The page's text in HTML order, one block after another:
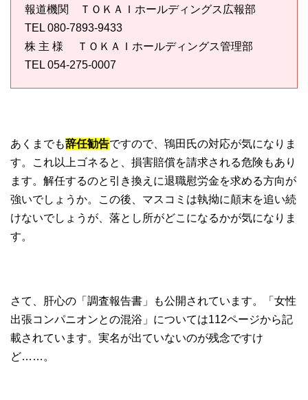
報道機関 ＴＯＫＡＩホールディングス広報部
TEL 080-7893-9433
株 主 様 ＴＯＫＡＩホールディングス管理部
TEL 054-275-0007
あくまでも辞任勧告ですので、鴇田氏の対応が気になりま
す。これ以上ゴネると、損害賠償を請求される危険もあり
ます。解任するのと引き換えに退職慰労金を求める方向が
強いでしょうか。この後、マスコミは執拗に顛末を追い続
けないでしょうが、落とし所がどこになるかが気になりま
す。
さて、肝心の「調査報告書」も公開されています。「女性
出張コンパニオンとの混浴」については112ページから記
載されています。実名が出ていないのが残念ですけ
ど……。